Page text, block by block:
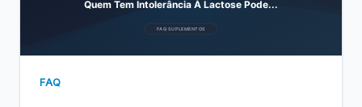
Quem Tem Intolerância À Lactose Pode...
FAQ SUPLEMENTOS
FAQ